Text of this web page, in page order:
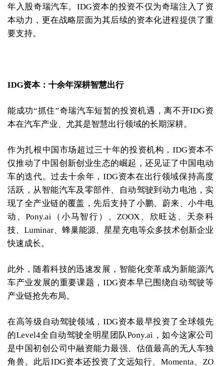
年入股奇瑞汽车。IDG资本的投资不仅为奇瑞注入了资
本动力，更在战略层面为其后续的资本化进程提供了重
要支持。
IDG资本：十余年深耕智慧出行
能成功“抓住”奇瑞汽车短暂的投资机遇，离不开IDG资
本在汽车产业、尤其是智慧出行领域的长期深耕。
作为扎根中国市场超过三十年的投资机构，IDG资本不
仅推动了中国创新创业生态的崛起，还见证了中国电动
车的迭代。过去十余年，IDG资本在出行领域保持高度
活跃，从智能汽车及零部件、自动驾驶到动力电池，实
现了全产业链的覆盖，先后支持了小鹏、蔚来、小牛电
动、Pony.ai（小马智行）、ZOOX、欣旺达、天奈科
技、Luminar、蜂巢能源、星星充电等众多技术创新企业
快速成长。
此外，随着科技的迅速发展，智能化变革成为新能源汽
车产业发展的重要课题，IDG资本早已围绕自动驾驶等
产业链抢先布局。
在高等级自动驾驶领域，IDG资本最早投资了全球领先
的Level4全自动驾驶全明星团队Pony.ai，如今这家公司
是中国初创公司中融资能力最强、估值最高的无人车独
角兽。此后IDG资本还投资了文远知行、Momenta、ZO